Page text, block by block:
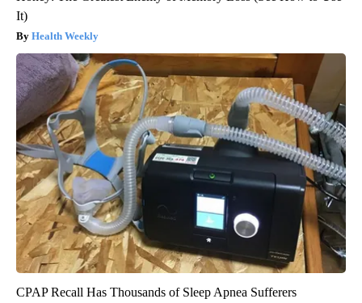
It)
Health Weekly
CPAP Recall Has Thousands of Sleep Apnea Sufferers